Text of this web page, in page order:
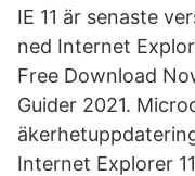
IE 11 är senaste
ned Internet
Free Download
Guider 2021.
Internet Explorer